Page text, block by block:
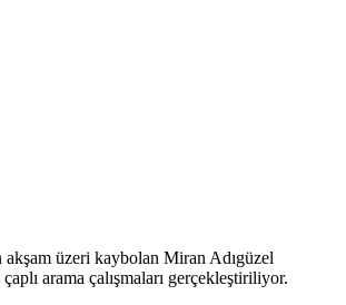
akşam üzeri kaybolan Miran Adıgüzel
arama çalışmaları gerçekleştiriliyor.